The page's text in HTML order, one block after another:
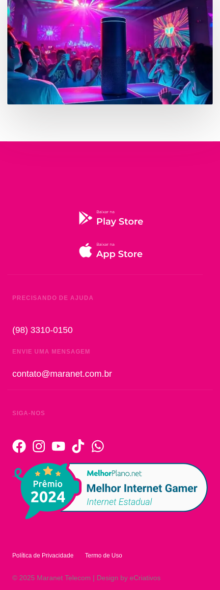
PRECISANDO DE AJUDA
(98) 3310-0150
ENVIE UMA MENSAGEM
contato@maranet.com.br
SIGA-NOS
Política de Privacidade Termo de Uso
© 2025 Maranet Telecom | Design by eCriativos